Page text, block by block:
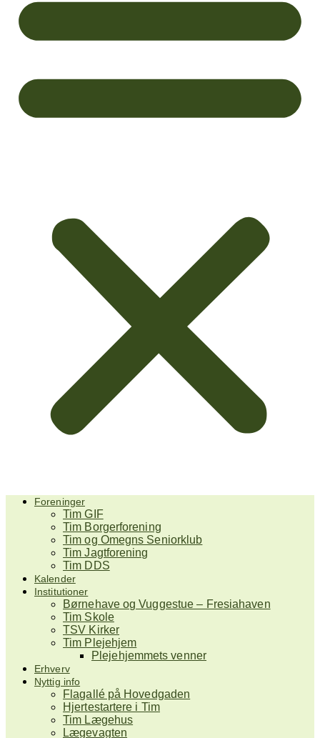
Foreninger
Tim GIF
Tim Borgerforening
Tim og Omegns Seniorklub
Tim Jagtforening
Tim DDS
Kalender
Institutioner
Børnehave og Vuggestue – Fresiahaven
Tim Skole
TSV Kirker
Tim Plejehjem
Plejehjemmets venner
Erhverv
Nyttig info
Flagallé på Hovedgaden
Hjertestartere i Tim
Tim Lægehus
Lægevagten